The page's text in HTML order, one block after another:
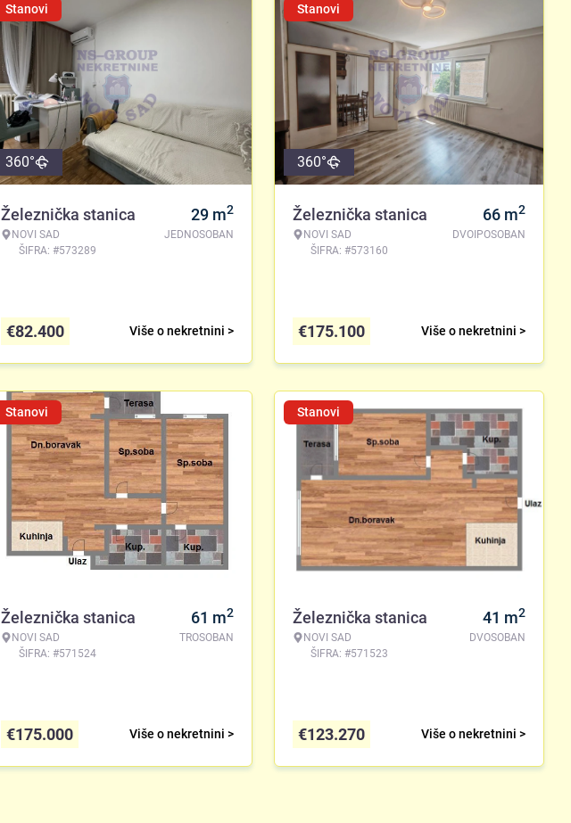
Stanovi
360°
Železnička stanica
NOVI SAD
ŠIFRA: #573289
29 m2
JEDNOSOBAN
Više o nekretnini >
€82.400
Stanovi
360°
Železnička stanica
NOVI SAD
ŠIFRA: #573160
66 m2
DVOIPOSOBAN
Više o nekretnini >
€175.100
Stanovi
Železnička stanica
NOVI SAD
ŠIFRA: #571524
61 m2
TROSOBAN
Više o nekretnini >
€175.000
Stanovi
Železnička stanica
NOVI SAD
ŠIFRA: #571523
41 m2
DVOSOBAN
Više o nekretnini >
€123.270